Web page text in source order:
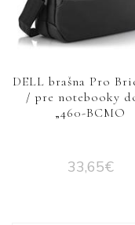
DELL brašna Pro
/ pre notebooky
„460-BCMO
33,65€